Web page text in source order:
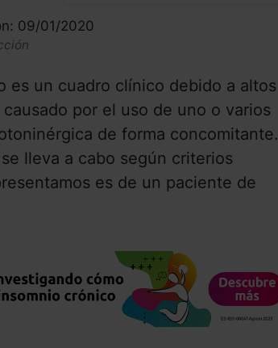
09/01/2020
es un cuadro clínico debido a altos
por el uso de uno o varios
de forma concomitante.
lleva a cabo según criterios
es de un paciente de